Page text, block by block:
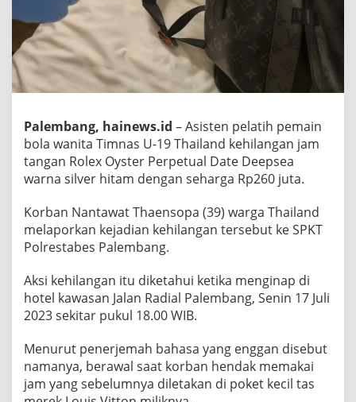
Palembang, hainews.id – Asisten pelatih pemain
bola wanita Timnas U-19 Thailand kehilangan jam
tangan Rolex Oyster Perpetual Date Deepsea
warna silver hitam dengan seharga Rp260 juta.
Korban Nantawat Thaensopa (39) warga Thailand
melaporkan kejadian kehilangan tersebut ke SPKT
Polrestabes Palembang.
Aksi kehilangan itu diketahui ketika menginap di
hotel kawasan Jalan Radial Palembang, Senin 17 Juli
2023 sekitar pukul 18.00 WIB.
Menurut penerjemah bahasa yang enggan disebut
namanya, berawal saat korban hendak memakai
jam yang sebelumnya diletakan di poket kecil tas